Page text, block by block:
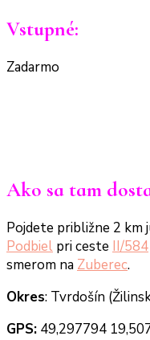
Vstupné:
Zadarmo
Ako sa tam
Pojdete približne 2 km
Podbiel pri ceste II/584
smerom na Zuberec.
Okres: Tvrdošín
GPS: 49,297794